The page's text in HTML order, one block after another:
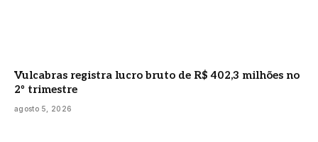
Vulcabras registra lucro bruto de R$ 402,3 milhões no
2º trimestre
agosto 5, 2026